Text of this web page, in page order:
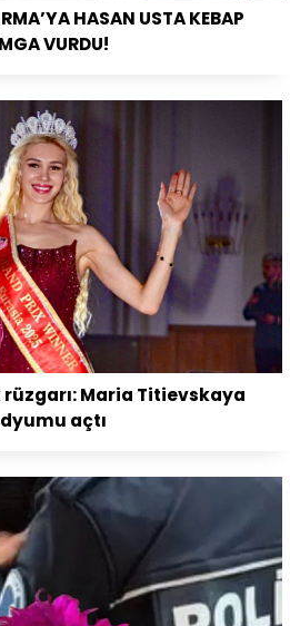
HASAN USTA KEBAP
VURDU!
Maria Titievskaya
açtı